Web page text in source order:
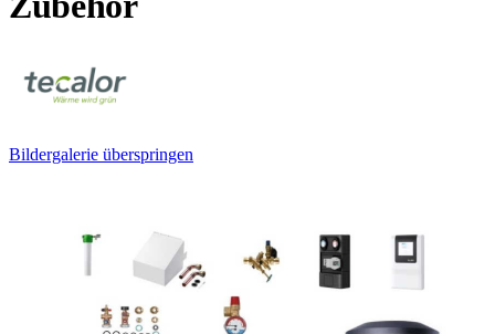
Bildergalerie überspringen